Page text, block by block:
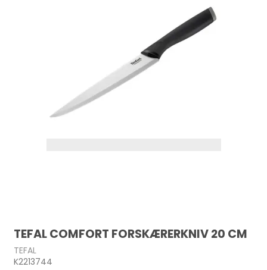
TEFAL COMFORT FORSKÆRERKNIV 20 CM
TEFAL
K2213744